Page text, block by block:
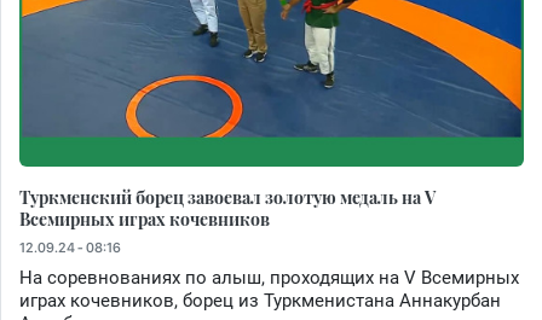
Туркменский борец завоевал золотую медаль на V
Всемирных играх кочевников
12.09.24 - 08:16
На соревнованиях по алыш, проходящих на V Всемирных
играх кочевников, борец из Туркменистана Аннакурбан